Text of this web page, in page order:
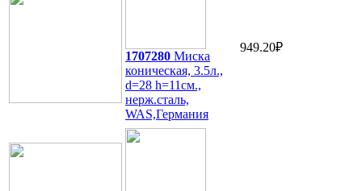
1707280 Миска
коническая, 3.5л.,
d=28 h=11см.,
нерж.сталь,
WAS,Германия
949.20₽